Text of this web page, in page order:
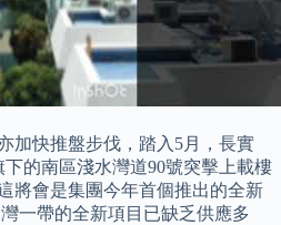
加快推盤步伐，踏入5月，長實
下的南區淺水灣道90號突擊上載樓
將會是集團今年首個推出的全新
一帶的全新項目已缺乏供應多